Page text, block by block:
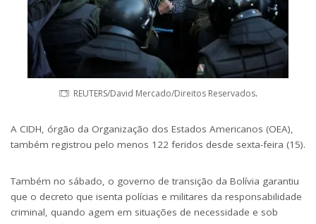
REUTERS/David Mercado/Direitos Reservados.
A CIDH, órgão da Organização dos Estados Americanos (OEA),
também registrou pelo menos 122 feridos desde sexta-feira (15).
Também no sábado, o governo de transição da Bolívia garantiu
que o decreto que isenta polícias e militares da responsabilidade
criminal, quando agem em situações de necessidade e sob